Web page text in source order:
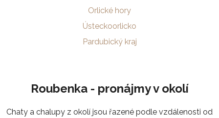
Orlické hory
Ústeckoorlicko
Pardubický kraj
Roubenka - pronájmy v okolí
Chaty a chalupy z okolí jsou řazené podle vzdálenosti od